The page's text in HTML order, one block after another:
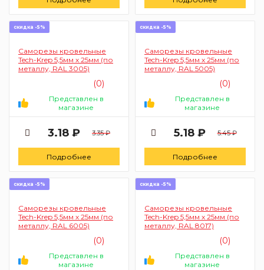
скидка -5%
Саморезы кровельные
Tech-Krep 5,5мм х 25мм (по
металлу, RAL 3005)
(0)
Представлен в
магазине
3.18 ₽ 3.35 ₽
Подробнее
скидка -5%
Саморезы кровельные
Tech-Krep 5,5мм х 25мм (по
металлу, RAL 5005)
(0)
Представлен в
магазине
5.18 ₽ 5.45 ₽
Подробнее
скидка -5%
Саморезы кровельные
Tech-Krep 5,5мм х 25мм (по
металлу, RAL 6005)
(0)
Представлен в
магазине
скидка -5%
Саморезы кровельные
Tech-Krep 5,5мм х 25мм (по
металлу, RAL 8017)
(0)
Представлен в
магазине